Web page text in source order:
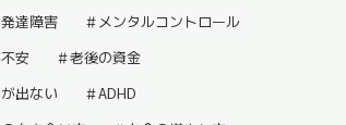
達障害
メンタルコントロール
安
老後の資金
出ない
ADHD